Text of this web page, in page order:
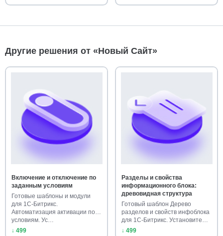
Другие решения от «Новый Сайт»
Включение и отключение по
заданным условиям
Готовые шаблоны и модули
для 1С-Битрикс.
Автоматизация активации по
условиям. Ус…
↓ 499
Разделы и свойства
информационного блока:
древовидная структура
Готовый шаблон Дерево
разделов и свойств инфоблока
для 1С-Битрикс. Установите
го…
↓ 499